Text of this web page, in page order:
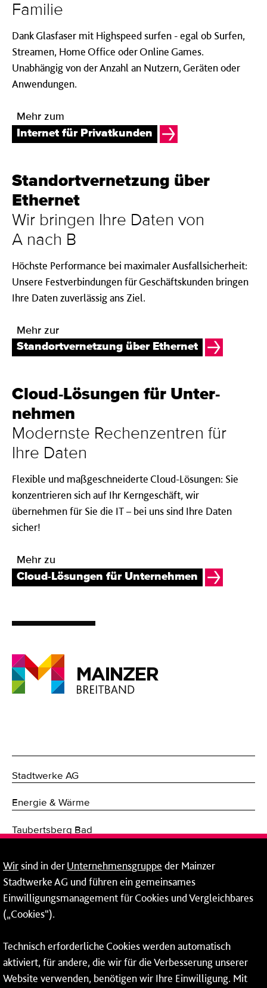
Familie
Dank Glasfaser mit Highspeed surfen - egal ob Surfen,
Streamen, Home Office oder Online Games.
Unabhängig von der Anzahl an Nutzern, Geräten oder
Anwendungen.
Mehr zum
Internet für Privatkunden
Standort­ver­netz­ung über
Ether­net
Wir bringen Ihre Daten von
A nach B
Höchste Performance bei maximaler Ausfallsicherheit:
Unsere Festverbindungen für Geschäftskunden bringen
Ihre Daten zuverlässig ans Ziel.
Mehr zur
Standortvernetzung über Ethernet
Cloud-Lösungen für Unter­
nehmen
Modernste Rechen­zentren für
Ihre Daten
Flexible und maßgeschneiderte Cloud-Lösungen: Sie
konzentrieren sich auf Ihr Kerngeschäft, wir
übernehmen für Sie die IT – bei uns sind Ihre Daten
sicher!
Mehr zu
Cloud-Lösungen für Unternehmen
Stadtwerke AG
Energie & Wärme
Taubertsberg Bad
Breitband
Fernwärme
Netze
Mainzer Breitband
Wirsind in derUnternehmensgruppe der Mainzer
Stadtwerke AG und führen ein gemeinsames
Einwilligungsmanagement für Cookies und Vergleichbares
(„Cookies“).
Technisch erforderliche Cookies werden automatisch
aktiviert, für andere, die wir für die Verbesserung unserer
Website verwenden, benötigen wir Ihre Einwilligung. Mit